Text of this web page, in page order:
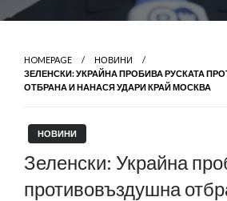
HOMEPAGE
НОВИНИ
ЗЕЛЕНСКИ: УКРАЙНА ПРОБИВА РУСКАТА
ОТБРАНА И НАНАСЯ УДАРИ КРАЙ МОСКВА
НОВИНИ
Зеленски: Украйна
противовъздушна